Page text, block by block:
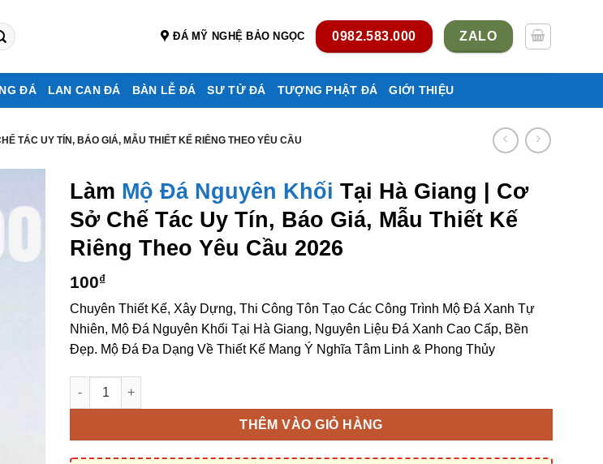
ĐÁ MỸ NGHỆ BẢO NGỌC 0982.583.000 ZALO
ĐÁ LAN CAN ĐÁ BÀN LỄ ĐÁ SƯ TỬ ĐÁ TƯỢNG PHẬT ĐÁ GIỚI THIỆU
TÁC UY TÍN, BÁO GIÁ, MẪU THIẾT KẾ RIÊNG THEO YÊU CẦU
Làm Mộ Đá Nguyên Khối Tại Hà Giang | Cơ
Sở Chế Tác Uy Tín, Báo Giá, Mẫu Thiết Kế
Riêng Theo Yêu Cầu 2026
100₫
Chuyên Thiết Kế, Xây Dựng, Thi Công Tôn Tạo Các Công Trình Mộ Đá Xanh Tự
Nhiên, Mộ Đá Nguyên Khối Tại Hà Giang, Nguyên Liệu Đá Xanh Cao Cấp, Bền
Đẹp. Mộ Đá Đa Dạng Về Thiết Kế Mang Ý Nghĩa Tâm Linh & Phong Thủy
Làm mộ đá nguyên khối tại Hà Giang | Cơ sở chế tác uy tín, báo giá, mẫu thiết kế riêng theo
THÊM VÀO GIỎ HÀNG